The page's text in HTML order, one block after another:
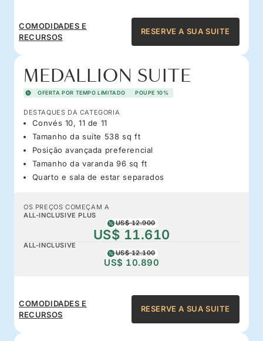
COMODIDADES E
RECURSOS
RESERVE A SUA SUITE
MEDALLION SUITE
OFERTA POR TEMPO LIMITADO POUPE 10%
DESTAQUES DA CATEGORIA
Convés 10, 11 de 11
Tamanho da suíte 538 sq ft
Posição avançada preferencial
Tamanho da varanda 96 sq ft
Quarto e sala de estar separados
OS PREÇOS COMEÇAM A
ALL-INCLUSIVE PLUS
US$ 12.900
US$ 11.610
ALL-INCLUSIVE
US$ 12.100
US$ 10.890
COMODIDADES E
RECURSOS
RESERVE A SUA SUITE